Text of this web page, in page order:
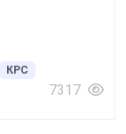
КРС
7317